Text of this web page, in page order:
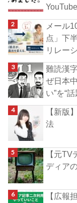
メール
点」下
リレー
難読漢
ぜ日本
い”を“
【新版
法
【元
ディア
【広報